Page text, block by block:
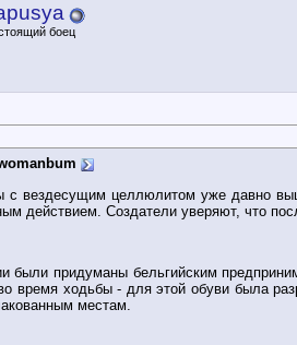
боец
с вездесущим целлюлитом уже давно
действием. Создатели уверяют, что
были придуманы бельгийским
время ходьбы - для этой обуви была
местам.